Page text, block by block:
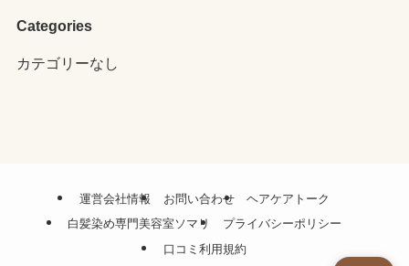
Categories
カテゴリーなし
運営会社情報 お問い合わせ
ヘアケアトーク
白髪染め専門美容室ソマリ
プライバシーポリシー
口コミ利用規約